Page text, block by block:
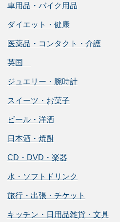
車用品・バイク用品
ダイエット・健康
医薬品・コンタクト・介護
英国
ジュエリー・腕時計
スイーツ・お菓子
ビール・洋酒
日本酒・焼酎
CD・DVD・楽器
水・ソフトドリンク
旅行・出張・チケット
キッチン・日用品雑貨・文具